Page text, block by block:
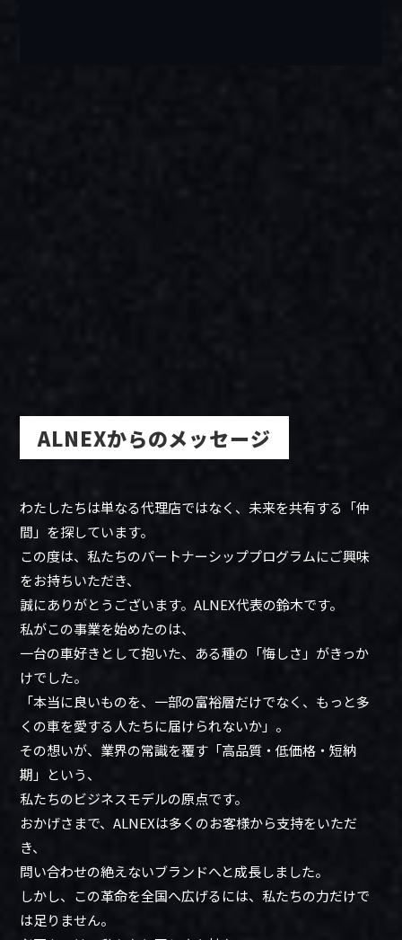
ALNEXからのメッセージ
わたしたちは単なる代理店ではなく、未来を共有する「仲
間」を探しています。
この度は、私たちのパートナーシッププログラムにご興味
をお持ちいただき、
誠にありがとうございます。ALNEX代表の鈴木です。
私がこの事業を始めたのは、
一台の車好きとして抱いた、ある種の「悔しさ」がきっか
けでした。
「本当に良いものを、一部の富裕層だけでなく、もっと多
くの車を愛する人たちに届けられないか」。
その想いが、業界の常識を覆す「高品質・低価格・短納
期」という、
私たちのビジネスモデルの原点です。
おかげさまで、ALNEXは多くのお客様から支持をいただ
き、
問い合わせの絶えないブランドへと成長しました。
しかし、この革命を全国へ広げるには、私たちの力だけで
は足りません。